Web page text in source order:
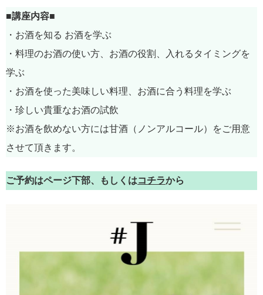
■講座内容■
・お酒を知る お酒を学ぶ
・料理のお酒の使い方、お酒の役割、入れるタイミングを
学ぶ
・お酒を使った美味しい料理、お酒に合う料理を学ぶ
・珍しい貴重なお酒の試飲
※お酒を飲めない方には甘酒（ノンアルコール）をご用意
させて頂きます。
ご予約はページ下部、もしくはコチラから